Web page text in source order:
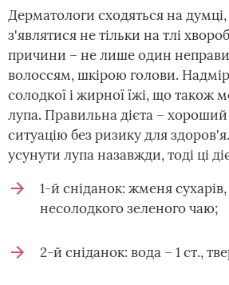
Дерматологи сходяться на
з'являтися не тільки на тлі
причини – не лише один
волоссям, шкірою голови.
солодкої і жирної їжі, що також
лупа. Правильна дієта –
ситуацію без ризику для
усунути лупа назавжди, тоді ці
1-й сніданок: жменя
несолодкого зеленого чаю;
2-й сніданок: вода – 1 ст.,